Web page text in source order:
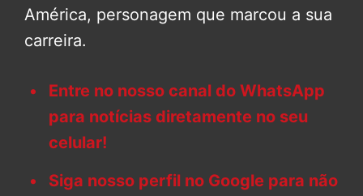
América, personagem que marcou a sua
carreira.
Entre no nosso canal do WhatsApp
para notícias diretamente no seu
celular!
Siga nosso perfil no Google para não